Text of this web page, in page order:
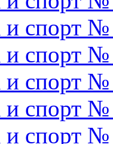
и спорт
и спорт
и спорт
и спорт
и спорт